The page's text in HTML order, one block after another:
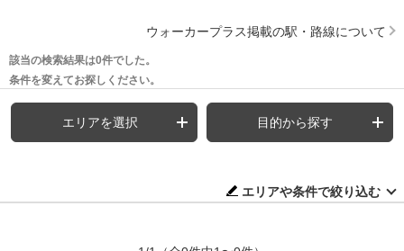
ウォーカープラス掲載の駅・路線について
該当の検索結果は0件でした。
条件を変えてお探しください。
エリアを選択 目的から探す
エリアや条件で絞り込む